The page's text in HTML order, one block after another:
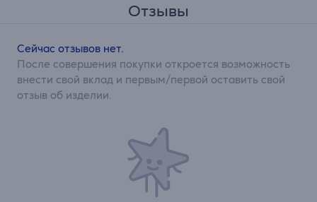
Отзывы
Сейчас отзывов нет.
После совершения покупки откроется возможность
внести свой вклад и первым/первой оставить свой
отзыв об изделии.